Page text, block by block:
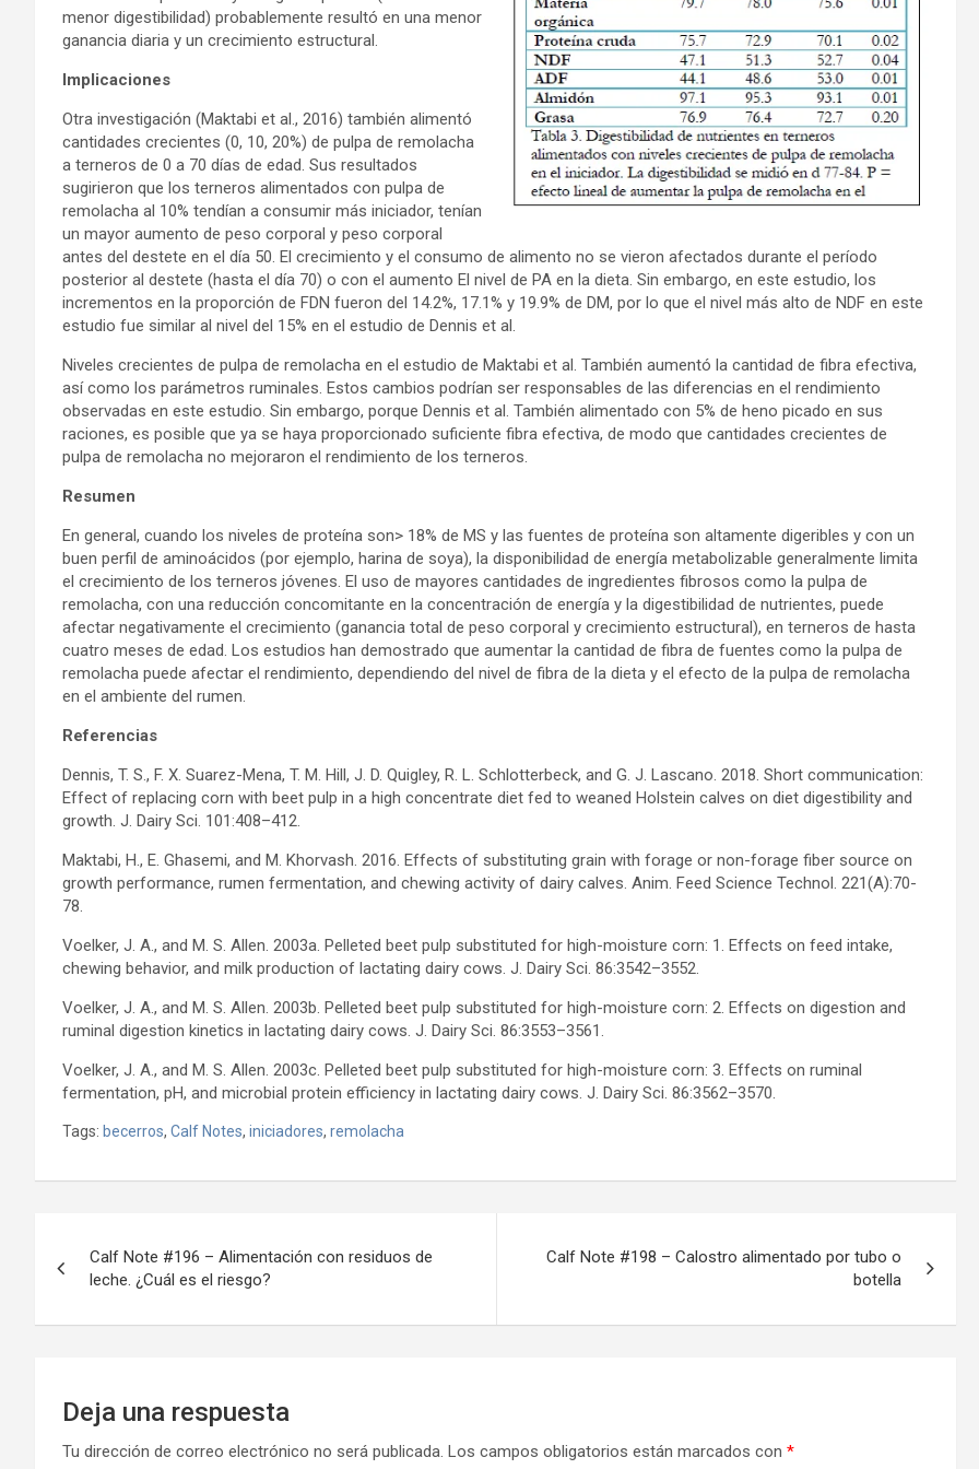
menor digestibilidad) probablemente resultó en una menor
ganancia diaria y un crecimiento estructural.
Implicaciones
Otra investigación (Maktabi et al., 2016) también alimentó
cantidades crecientes (0, 10, 20%) de pulpa de remolacha
a terneros de 0 a 70 días de edad. Sus resultados
sugirieron que los terneros alimentados con pulpa de
remolacha al 10% tendían a consumir más iniciador, tenían
un mayor aumento de peso corporal y peso corporal
antes del destete en el día 50. El crecimiento y el consumo de alimento no se vieron afectados durante el período
posterior al destete (hasta el día 70) o con el aumento El nivel de PA en la dieta. Sin embargo, en este estudio, los
incrementos en la proporción de FDN fueron del 14.2%, 17.1% y 19.9% de DM, por lo que el nivel más alto de NDF en este
estudio fue similar al nivel del 15% en el estudio de Dennis et al.
Niveles crecientes de pulpa de remolacha en el estudio de Maktabi et al. También aumentó la cantidad de fibra efectiva,
así como los parámetros ruminales. Estos cambios podrían ser responsables de las diferencias en el rendimiento
observadas en este estudio. Sin embargo, porque Dennis et al. También alimentado con 5% de heno picado en sus
raciones, es posible que ya se haya proporcionado suficiente fibra efectiva, de modo que cantidades crecientes de
pulpa de remolacha no mejoraron el rendimiento de los terneros.
Resumen
En general, cuando los niveles de proteína son> 18% de MS y las fuentes de proteína son altamente digeribles y con un
buen perfil de aminoácidos (por ejemplo, harina de soya), la disponibilidad de energía metabolizable generalmente limita
el crecimiento de los terneros jóvenes. El uso de mayores cantidades de ingredientes fibrosos como la pulpa de
remolacha, con una reducción concomitante en la concentración de energía y la digestibilidad de nutrientes, puede
afectar negativamente el crecimiento (ganancia total de peso corporal y crecimiento estructural), en terneros de hasta
cuatro meses de edad. Los estudios han demostrado que aumentar la cantidad de fibra de fuentes como la pulpa de
remolacha puede afectar el rendimiento, dependiendo del nivel de fibra de la dieta y el efecto de la pulpa de remolacha
en el ambiente del rumen.
Referencias
Dennis, T. S., F. X. Suarez-Mena, T. M. Hill, J. D. Quigley, R. L. Schlotterbeck, and G. J. Lascano. 2018. Short communication:
Effect of replacing corn with beet pulp in a high concentrate diet fed to weaned Holstein calves on diet digestibility and
growth. J. Dairy Sci. 101:408–412.
Maktabi, H., E. Ghasemi, and M. Khorvash. 2016. Effects of substituting grain with forage or non-forage fiber source on
growth performance, rumen fermentation, and chewing activity of dairy calves. Anim. Feed Science Technol. 221(A):70-
78.
Voelker, J. A., and M. S. Allen. 2003a. Pelleted beet pulp substituted for high-moisture corn: 1. Effects on feed intake,
chewing behavior, and milk production of lactating dairy cows. J. Dairy Sci. 86:3542–3552.
Voelker, J. A., and M. S. Allen. 2003b. Pelleted beet pulp substituted for high-moisture corn: 2. Effects on digestion and
ruminal digestion kinetics in lactating dairy cows. J. Dairy Sci. 86:3553–3561.
Voelker, J. A., and M. S. Allen. 2003c. Pelleted beet pulp substituted for high-moisture corn: 3. Effects on ruminal
fermentation, pH, and microbial protein efficiency in lactating dairy cows. J. Dairy Sci. 86:3562–3570.
Tags: becerros, Calf Notes, iniciadores, remolacha
de
entradas
Calf Note #196 – Alimentación con residuos de
leche. ¿Cuál es el riesgo?
Calf Note #198 – Calostro alimentado por tubo o
botella
Deja una respuesta
Tu dirección de correo electrónico no será publicada. Los campos obligatorios están marcados con *